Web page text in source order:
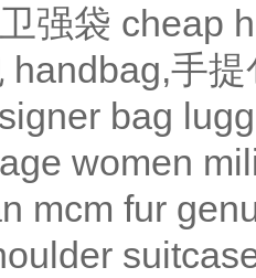
强袋 cheap
handbag,手提
bag
women
mcm fur